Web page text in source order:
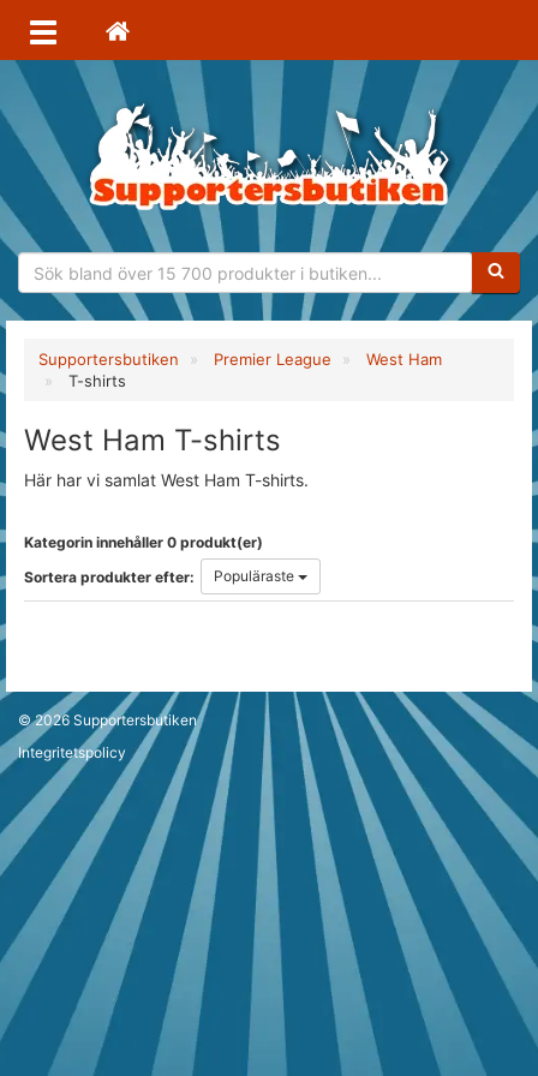
Supportersbutiken Premier League
West Ham
T-shirts
West Ham T-shirts
Här har vi samlat West Ham T-shirts.
Kategorin innehåller 0 produkt(er)
Sortera produkter efter:
Populäraste
© 2026 Supportersbutiken
Integritetspolicy